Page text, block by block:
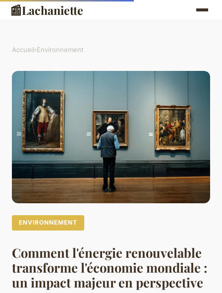
📰Lachaniette
Accueil›Environnement
ENVIRONNEMENT
Comment l'énergie renouvelable
transforme l'économie mondiale :
un impact majeur en perspective